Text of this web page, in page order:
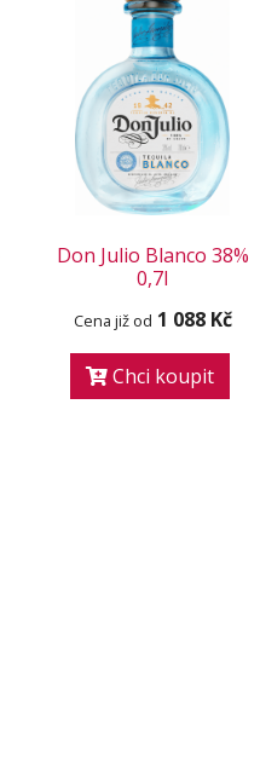
Don Julio Blanco 38%
0,7l
Cena již od 1 088 Kč
Chci koupit